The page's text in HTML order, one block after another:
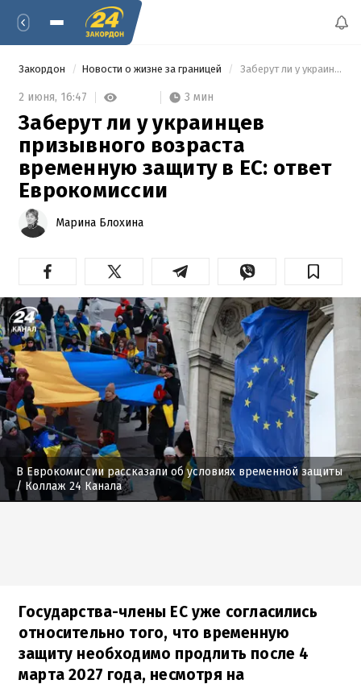
Закордон Новости о жизне за границей Заберут ли у украинцев призывного возраста временную защиту в ЕС: ответ Еврокомиссии
2 июня, 16:47 3 мин
Заберут ли у украинцев
призывного возраста
временную защиту в ЕС: ответ
Еврокомиссии
Марина Блохина
В Еврокомиссии рассказали об условиях временной защиты
/ Коллаж 24 Канала
Государства-члены ЕС уже согласились
относительно того, что временную
защиту необходимо продлить после 4
марта 2027 года, несмотря на